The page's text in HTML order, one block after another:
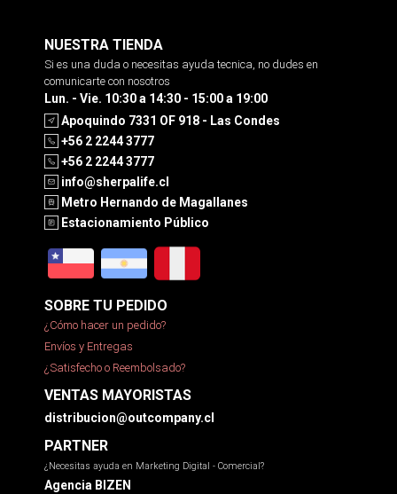
NUESTRA TIENDA
Si es una duda o necesitas ayuda tecnica, no dudes en
comunicarte con nosotros
Lun. - Vie. 10:30 a 14:30 - 15:00 a 19:00
Apoquindo 7331 OF 918 - Las Condes
+56 2 2244 3777
+56 2 2244 3777
info@sherpalife.cl
Metro Hernando de Magallanes
Estacionamiento Público
SOBRE TU PEDIDO
¿Cómo hacer un pedido?
Envíos y Entregas
¿Satisfecho o Reembolsado?
VENTAS MAYORISTAS
distribucion@outcompany.cl
PARTNER
¿Necesitas ayuda en Marketing Digital - Comercial?
Agencia BIZEN